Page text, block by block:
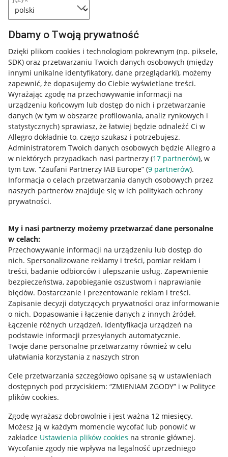
Dbamy o Twoją prywatność
Dzięki plikom cookies i technologiom pokrewnym (np. piksele,
SDK) oraz przetwarzaniu Twoich danych osobowych (między
innymi unikalne identyfikatory, dane przeglądarki), możemy
zapewnić, że dopasujemy do Ciebie wyświetlane treści.
Wyrażając zgodę na przechowywanie informacji na
urządzeniu końcowym lub dostęp do nich i przetwarzanie
danych (w tym w obszarze profilowania, analiz rynkowych i
statystycznych) sprawiasz, że łatwiej będzie odnaleźć Ci w
Allegro dokładnie to, czego szukasz i potrzebujesz.
Administratorem Twoich danych osobowych będzie Allegro a
w niektórych przypadkach nasi partnerzy (17 partnerów), w
tym tzw. “Zaufani Partnerzy IAB Europe” (9 partnerów).
Informacja o celach przetwarzania danych osobowych przez
naszych partnerów znajduje się w ich politykach ochrony
prywatności.
My i nasi partnerzy możemy przetwarzać dane personalne
w celach:
Przechowywanie informacji na urządzeniu lub dostęp do
nich. Spersonalizowane reklamy i treści, pomiar reklam i
treści, badanie odbiorców i ulepszanie usług. Zapewnienie
bezpieczeństwa, zapobieganie oszustwom i naprawianie
błędów. Dostarczanie i prezentowanie reklam i treści.
Zapisanie decyzji dotyczących prywatności oraz informowanie
o nich. Dopasowanie i łączenie danych z innych źródeł.
Łączenie różnych urządzeń. Identyfikacja urządzeń na
podstawie informacji przesyłanych automatycznie.
Twoje dane personalne przetwarzamy również w celu
ułatwiania korzystania z naszych stron
Cele przetwarzania szczegółowo opisane są w ustawieniach
dostępnych pod przyciskiem: “ZMIENIAM ZGODY” i w Polityce
plików cookies.
Zgodę wyrażasz dobrowolnie i jest ważna 12 miesięcy.
Możesz ją w każdym momencie wycofać lub ponowić w
zakładce Ustawienia plików cookies na stronie głównej.
Wycofanie zgody nie wpływa na legalność uprzedniego
Przydatne informacje
Jak to działa
Allegro Gadane dla sprzedających
Allegro Gadane dla kupujących
Mapa miejscowości
Informacje prawne
Regulamin
Polityka plików "cookies"
Ustawienia plików "cookies"
Udostępnianie lokalizacji
Informacje dla Aktu o Usługach Cyfrowych
Pobierz aplikację